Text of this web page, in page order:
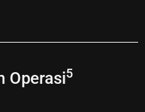
Operasi5